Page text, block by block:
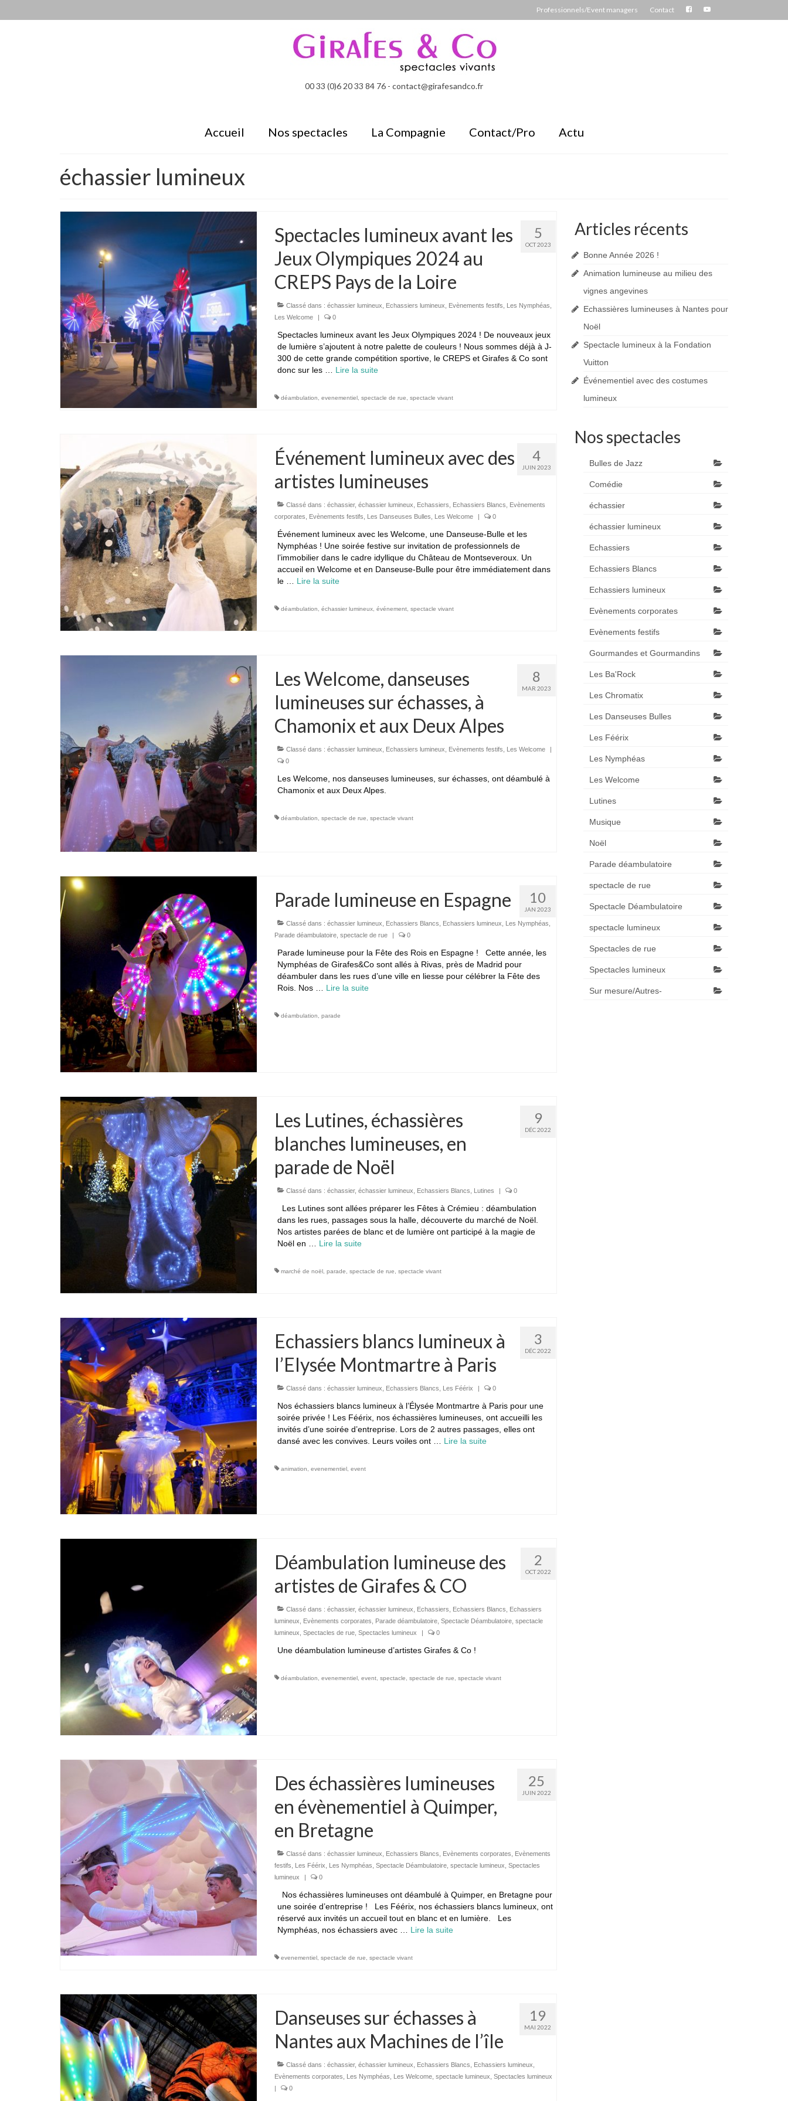
Professionnels/Event managers Contact
00 33 (0)6 20 33 84 76 - contact@girafesandco.fr
Accueil Nos spectacles La Compagnie Contact/Pro Actu
échassier lumineux
5
OCT 2023
Spectacles lumineux avant les
Jeux Olympiques 2024 au
CREPS Pays de la Loire
Classé dans : échassier lumineux Echassiers lumineux Evènements festifs Les Nymphéas
Les Welcome
| 0
Spectacles lumineux avant les Jeux Olympiques 2024 ! De nouveaux jeux
de lumière s’ajoutent à notre palette de couleurs ! Nous sommes déjà à J-
300 de cette grande compétition sportive, le CREPS et Girafes & Co sont
donc sur les … Lire la suite­­
déambulation evenementiel, spectacle de rue spectacle vivant
4
JUIN 2023
Événement lumineux avec des
artistes lumineuses
Classé dans : échassier, échassier lumineux Echassiers Echassiers Blancs
Evènements
corporates
Evènements festifs Les Danseuses Bulles Les Welcome | 0
Événement lumineux avec les Welcome, une Danseuse-Bulle et les
Nymphéas ! Une soirée festive sur invitation de professionnels de
l’immobilier dans le cadre idyllique du Château de Montseveroux. Un
accueil en Welcome et en Danseuse-Bulle pour être immédiatement dans
le … Lire la suite­­
déambulation échassier lumineux, événement, spectacle vivant
8
MAR 2023
Les Welcome, danseuses
lumineuses sur échasses, à
Chamonix et aux Deux Alpes
Classé dans : échassier lumineux Echassiers lumineux Evènements festifs Les Welcome
|
0
Les Welcome, nos danseuses lumineuses, sur échasses, ont déambulé à
Chamonix et aux Deux Alpes.
déambulation spectacle de rue spectacle vivant
10
JAN 2023
Parade lumineuse en Espagne
Classé dans : échassier lumineux Echassiers Blancs Echassiers lumineux Les Nymphéas
Parade déambulatoire, spectacle de rue | 0
Parade lumineuse pour la Fête des Rois en Espagne ! Cette année, les
Nymphéas de Girafes&Co sont allés à Rivas, près de Madrid pour
déambuler dans les rues d’une ville en liesse pour célébrer la Fête des
Rois. Nos … Lire la suite­­
déambulation parade
9
DÉC 2022
Les Lutines, échassières
blanches lumineuses, en
parade de Noël
Classé dans : échassier, échassier lumineux Echassiers Blancs Lutines 0
Les Lutines sont allées préparer les Fêtes à Crémieu : déambulation
dans les rues, passages sous la halle, découverte du marché de Noël.
Nos artistes parées de blanc et de lumière ont participé à la magie de
Noël en … Lire la suite­­
marché de noël, parade, spectacle de rue, spectacle vivant
3
DÉC 2022
Echassiers blancs lumineux à
l’Elysée Montmartre à Paris
Classé dans : échassier lumineux Echassiers Blancs Les Féérix | 0
Nos échassiers blancs lumineux à l’Élysée Montmartre à Paris pour une
soirée privée ! Les Féérix, nos échassières lumineuses, ont accueilli les
invités d’une soirée d’entreprise. Lors de 2 autres passages, elles ont
dansé avec les convives. Leurs voiles ont … Lire la suite­­
animation evenementiel, event
2
OCT 2022
Déambulation lumineuse des
artistes de Girafes & CO
Classé dans : échassier, échassier lumineux Echassiers Echassiers Blancs
Echassiers
lumineux
Evènements corporates Parade déambulatoire, Spectacle Déambulatoire, spectacle
lumineux Spectacles de rue, Spectacles lumineux | 0
Une déambulation lumineuse d’artistes Girafes & Co !
déambulation evenementiel, event, spectacle spectacle de rue spectacle vivant
25
JUIN 2022
Des échassières lumineuses
en évènementiel à Quimper,
en Bretagne
Classé dans : échassier lumineux Echassiers Blancs Evènements corporates
Evènements
festifs
Les Féérix Les Nymphéas Spectacle Déambulatoire, spectacle lumineux Spectacles
lumineux
| 0
Nos échassières lumineuses ont déambulé à Quimper, en Bretagne pour
une soirée d’entreprise ! Les Féérix, nos échassiers blancs lumineux, ont
réservé aux invités un accueil tout en blanc et en lumière. Les
Nymphéas, nos échassiers avec … Lire la suite­­
evenementiel, spectacle de rue spectacle vivant
19
MAI 2022
Danseuses sur échasses à
Nantes aux Machines de l’île
Classé dans : échassier, échassier lumineux Echassiers Blancs Echassiers lumineux
Evènements corporates
Les Nymphéas Les Welcome, spectacle lumineux Spectacles lumineux
|
0
Articles récents
Bonne Année 2026 !
Animation lumineuse au milieu des
vignes angevines
Echassières lumineuses à Nantes pour
Noël
Spectacle lumineux à la Fondation
Vuitton
Événementiel avec des costumes
lumineux
Nos spectacles
Bulles de Jazz
Comédie
échassier
échassier lumineux
Echassiers
Echassiers Blancs
Echassiers lumineux
Evènements corporates
Evènements festifs
Gourmandes et Gourmandins
Les Ba'Rock
Les Chromatix
Les Danseuses Bulles
Les Féérix
Les Nymphéas
Les Welcome
Lutines
Musique
Noël
Parade déambulatoire
spectacle de rue
Spectacle Déambulatoire
spectacle lumineux
Spectacles de rue
Spectacles lumineux
Sur mesure/Autres-